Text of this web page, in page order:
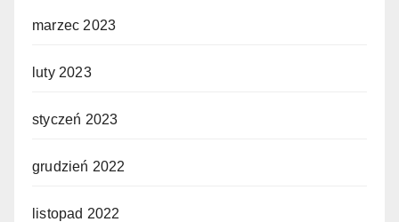
marzec 2023
luty 2023
styczeń 2023
grudzień 2022
listopad 2022